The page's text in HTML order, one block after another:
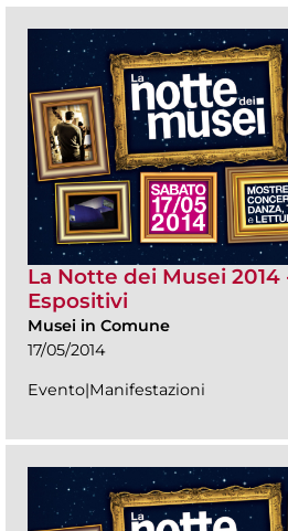
La Notte dei Musei 2014
Espositivi
Musei in Comune
17/05/2014
Evento|Manifestazioni